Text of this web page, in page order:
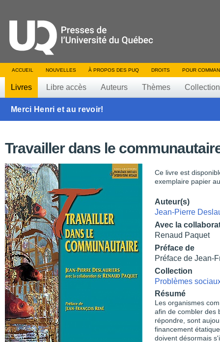
ACCUEIL NOUVELLES À PROPOS DES PUQ DROITS POUR
Livres Libre accès Auteurs Thèmes
Merci Henri et au revoir!
Travailler dans le
Ce livre est
exemplaire papier
Auteur(s)
Jean-Pierre
Avec la
Renaud Paquet
Préface de
Préface de Jean-
Collection
Problèmes
Résumé
Les organismes
afin de combler des
répondre, sont
financement
doivent désormais